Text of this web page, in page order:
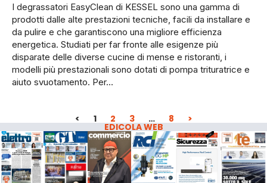
I degrassatori EasyClean di KESSEL sono una gamma di
prodotti dalle alte prestazioni tecniche, facili da installare e
da pulire e che garantiscono una migliore efficienza
energetica. Studiati per far fronte alle esigenze più
disparate delle diverse cucine di mense e ristoranti, i
modelli più prestazionali sono dotati di pompa trituratrice e
aiuto svuotamento. Per…
< 1 2 3 … 8 >
EDICOLA WEB